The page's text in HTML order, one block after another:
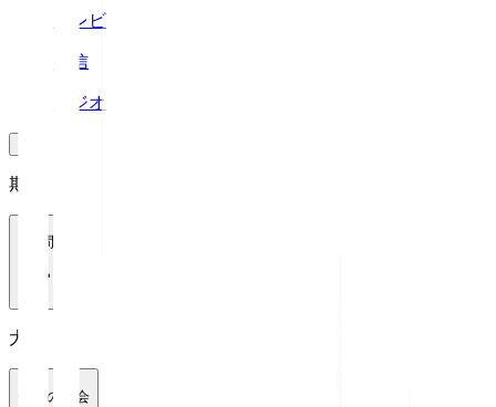
テレビ
配信
ラジオ
期間
1週間
大会
全ての大会